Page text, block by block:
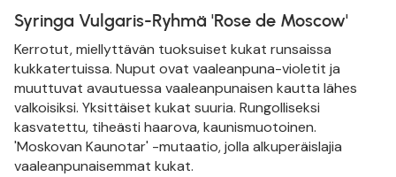
Syringa Vulgaris-Ryhmä 'Rose de Moscow'
Kerrotut, miellyttävän tuoksuiset kukat runsaissa
kukkatertuissa. Nuput ovat vaaleanpuna-violetit ja
muuttuvat avautuessa vaaleanpunaisen kautta lähes
valkoisiksi. Yksittäiset kukat suuria. Rungolliseksi
kasvatettu, tiheästi haarova, kaunismuotoinen.
'Moskovan Kaunotar' -mutaatio, jolla alkuperäislajia
vaaleanpunaisemmat kukat.